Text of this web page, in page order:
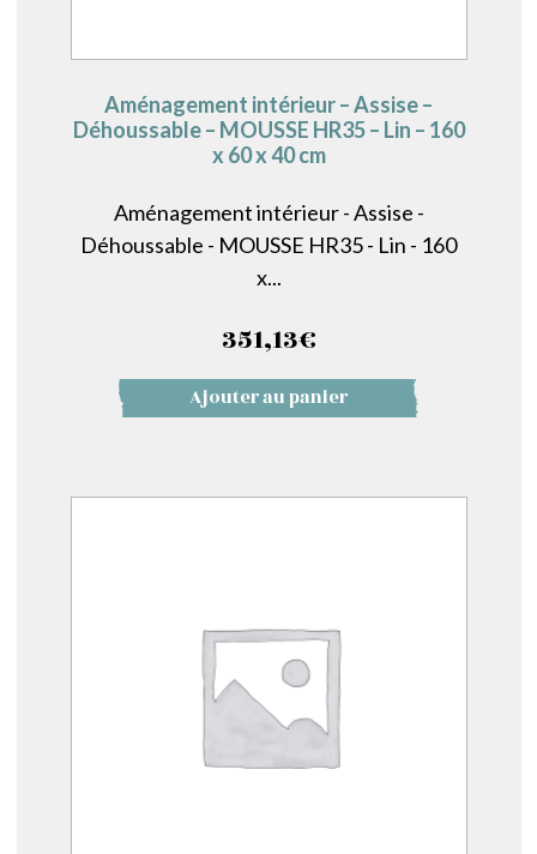
Aménagement intérieur – Assise –
Déhoussable – MOUSSE HR35 – Lin – 160
x 60 x 40 cm
Aménagement intérieur - Assise -
Déhoussable - MOUSSE HR35 - Lin - 160
x...
351,13€
Ajouter au panier